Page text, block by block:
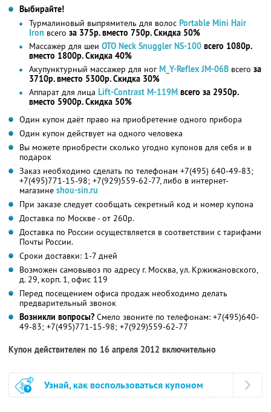
Выбирайте!
Турмалиновый выпрямитель для волос Portable Mini Hair
Iron всего за 375р. вместо 750р. Скидка 50%
Массажер для шеи OTO Neck Snuggler NS-100 всего 1080р.
вместо 1800р. Скидка 40%
Акупунктурный массажер для ногМ_Y-Reflex JM-06B всего за
3710р. вместо 5300р. Скидка 30%
Аппарат для лица Lift-Contrast M-119M всего за 2950р.
вместо 5900р. Скидка 50%
Один купон даёт право на приобретение одного прибора
Один купон действует на одного человека
Вы можете приобрести сколько угодно купонов для себя и в
подарок
Заказ необходимо сделать по телефонам +7(495) 640-49-83;
+7(495)771-15-98; +7(929)559-62-77, либо в интернет-
магазине shou-sin.ru
При заказе следует сообщать секретный код и номер купона
Доставка по Москве - от 260р.
Доставка по России осуществляется в соответствии с тарифами
Почты России.
Сроки доставки: 1-7 дней
Возможен самовывоз по адресу г. Москва, ул. Кржижановского,
д. 29, корп. 1, офис 119
Перед посещением офиса продаж необходимо делать
предварительный звонок
Возникли вопросы? Смело звоните по телефонам: +7(495)640-
49-83; +7(495)771-15-98; +7(929)559-62-77
Купон действителен по 16 апреля 2012 включительно
Узнай, как воспользоваться купоном